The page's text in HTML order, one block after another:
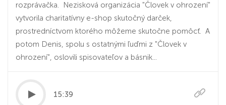
rozprávačka. Nezisková organizácia "Človek v ohrození"
vytvorila charitatívny e-shop skutočný darček,
prostredníctvom ktorého môžeme skutočne pomôcť. A
potom Denis, spolu s ostatnými ľuďmi z "Človek v
ohrození", oslovili spisovateľov a básnik...
15:39